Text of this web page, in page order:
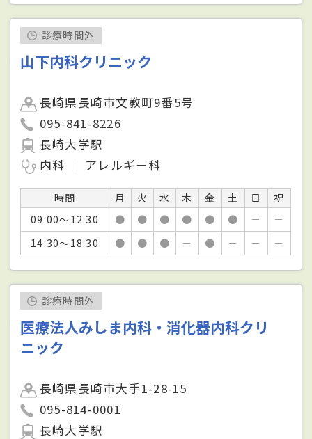
診療時間外
山下内科クリニック
長崎県長崎市文教町9番5号
095-841-8226
長崎大学駅
内科
アレルギー科
時間 月 火 水 木 金 土 日
祝
09:00～12:30
● ● ● ● ● ● －
－
14:30～18:30
● ● ● － ● － － －
診療時間外
医療法人みしま内科・消化器内科クリ
ニック
長崎県長崎市大手1-28-15
095-814-0001
長崎大学駅